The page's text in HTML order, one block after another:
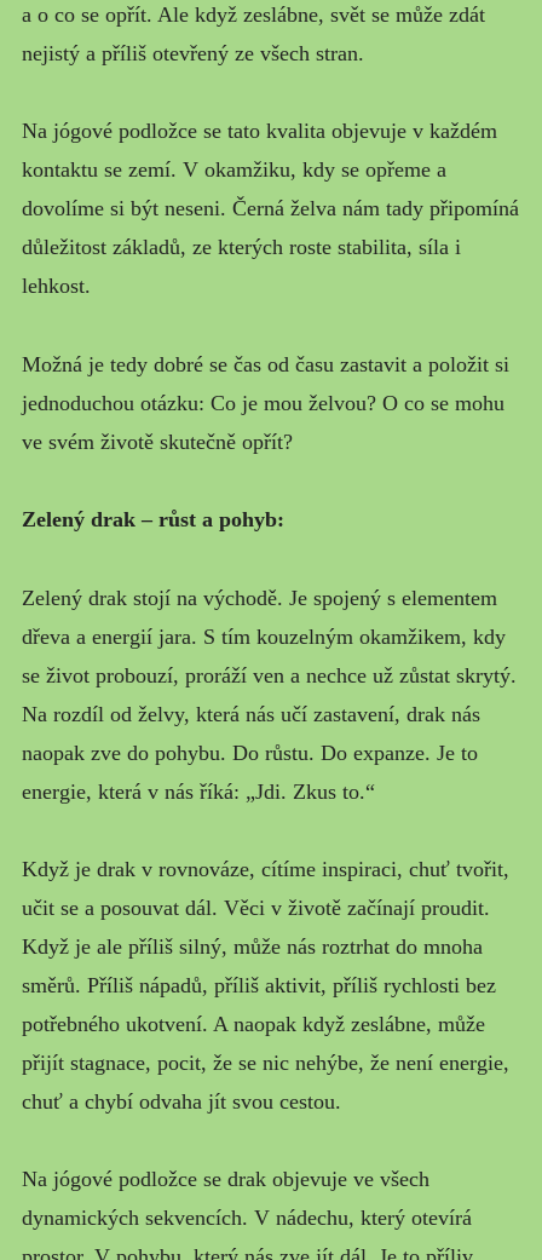
a o co se opřít. Ale když zeslábne, svět se může zdát
nejistý a příliš otevřený ze všech stran.
Na jógové podložce se tato kvalita objevuje v každém
kontaktu se zemí. V okamžiku, kdy se opřeme a
dovolíme si být neseni. Černá želva nám tady připomíná
důležitost základů, ze kterých roste stabilita, síla i
lehkost.
Možná je tedy dobré se čas od času zastavit a položit si
jednoduchou otázku: Co je mou želvou? O co se mohu
ve svém životě skutečně opřít?
Zelený drak – růst a pohyb:
Zelený drak stojí na východě. Je spojený s elementem
dřeva a energií jara. S tím kouzelným okamžikem, kdy
se život probouzí, proráží ven a nechce už zůstat skrytý.
Na rozdíl od želvy, která nás učí zastavení, drak nás
naopak zve do pohybu. Do růstu. Do expanze. Je to
energie, která v nás říká: „Jdi. Zkus to.“
Když je drak v rovnováze, cítíme inspiraci, chuť tvořit,
učit se a posouvat dál. Věci v životě začínají proudit.
Když je ale příliš silný, může nás roztrhat do mnoha
směrů. Příliš nápadů, příliš aktivit, příliš rychlosti bez
potřebného ukotvení. A naopak když zeslábne, může
přijít stagnace, pocit, že se nic nehýbe, že není energie,
chuť a chybí odvaha jít svou cestou.
Na jógové podložce se drak objevuje ve všech
dynamických sekvencích. V nádechu, který otevírá